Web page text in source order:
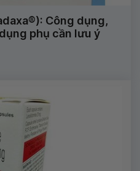
Công dụng,
phụ cần lưu ý